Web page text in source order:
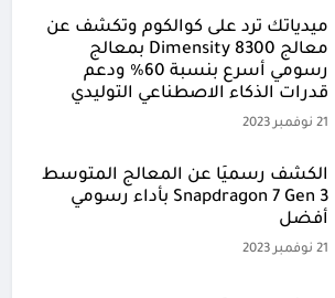
ميدياتك ترد على كوالكوم وتكشف عن
معالج Dimensity 8300 بمعالج
رسومي أسرع بنسبة 60% ودعم
قدرات الذكاء الاصطناعي التوليدي
21 نوفمبر 2023
الكشف رسميًا عن المعالج المتوسط
Snapdragon 7 Gen 3 بأداء رسومي
أفضل
21 نوفمبر 2023